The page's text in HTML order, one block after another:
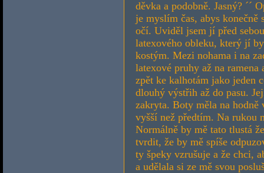
děvka a podobně. Jasný? ´´
je myslím čas, abys konečně
očí. Uviděl jsem jí před
latexového obleku, který jí
kostým. Mezi nohama i na
latexové pruhy až na
zpět ke kalhotám jako jeden
dlouhý výstřih až do pasu.
zakryta. Boty měla na hodně
vyšší než předtím. Na rukou
Normálně by mě tato tlustá
tvrdit, že by mě spíše
ty špeky vzrušuje a že chci,
a udělala si ze mě svou